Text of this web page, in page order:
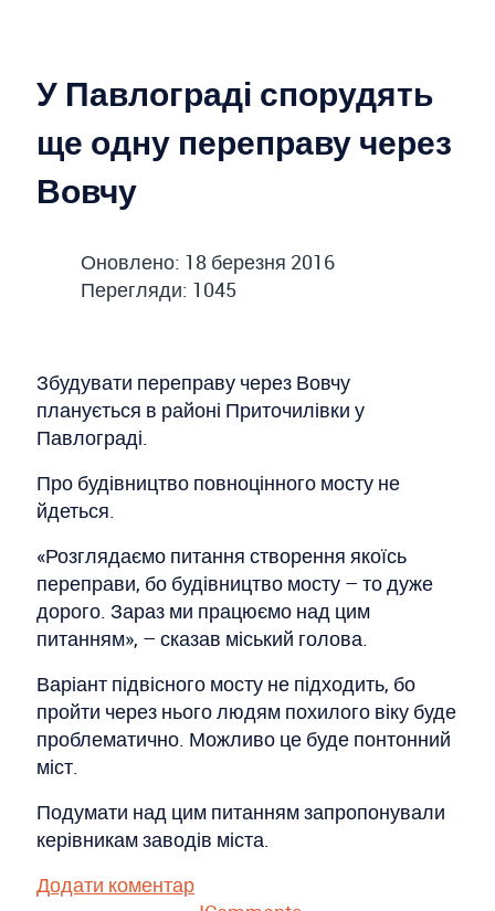
У Павлограді спорудять
ще одну переправу через
Вовчу
Оновлено: 18 березня 2016
Перегляди: 1045
Збудувати переправу через Вовчу
планується в районі Приточилівки у
Павлограді.
Про будівництво повноцінного мосту не
йдеться.
«Розглядаємо питання створення якоїсь
переправи, бо будівництво мосту – то дуже
дорого. Зараз ми працюємо над цим
питанням», – сказав міський голова.
Варіант підвісного мосту не підходить, бо
пройти через нього людям похилого віку буде
проблематично. Можливо це буде понтонний
міст.
Подумати над цим питанням запропонували
керівникам заводів міста.
Додати коментар